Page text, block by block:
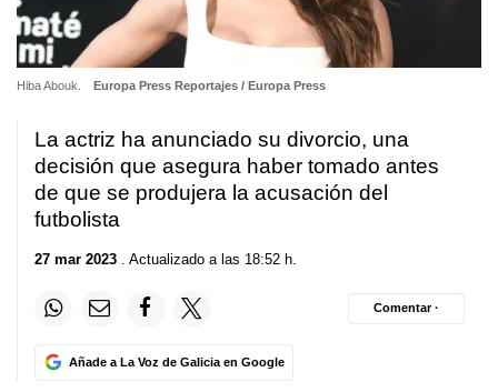
Hiba Abouk. Europa Press Reportajes / Europa Press
La actriz ha anunciado su divorcio, una
decisión que asegura haber tomado antes
de que se produjera la acusación del
futbolista
27 mar 2023 . Actualizado a las 18:52 h.
Añade a La Voz de Galicia en Google
Comentar ·